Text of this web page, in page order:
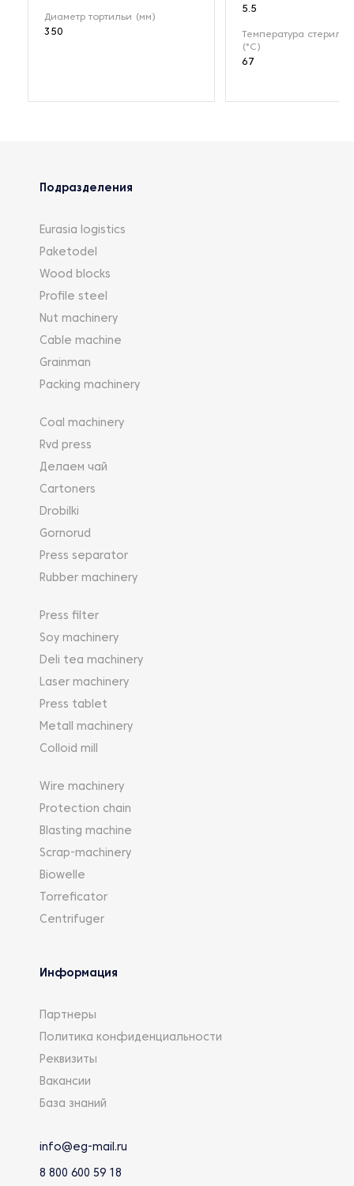
Диаметр тортильи (мм)
350
5.5
Температура
(°C)
67
Подразделения
Eurasia logistics
Paketodel
Wood blocks
Profile steel
Nut machinery
Cable machine
Grainman
Packing machinery
Coal machinery
Rvd press
Делаем чай
Cartoners
Drobilki
Gornorud
Press separator
Rubber machinery
Press filter
Soy machinery
Deli tea machinery
Laser machinery
Press tablet
Metall machinery
Colloid mill
Wire machinery
Protection chain
Blasting machine
Scrap-machinery
Biowelle
Torreficator
Centrifuger
Информация
Партнеры
Политика конфиденциальности
Реквизиты
Вакансии
База знаний
info@eg-mail.ru
8 800 600 59 18